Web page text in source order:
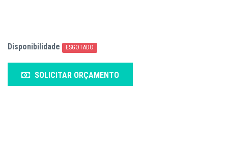
Disponibilidade ESGOTADO
SOLICITAR ORÇAMENTO